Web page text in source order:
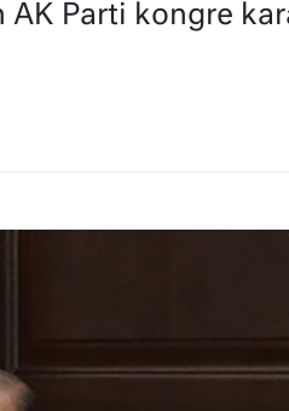
Parti kongre